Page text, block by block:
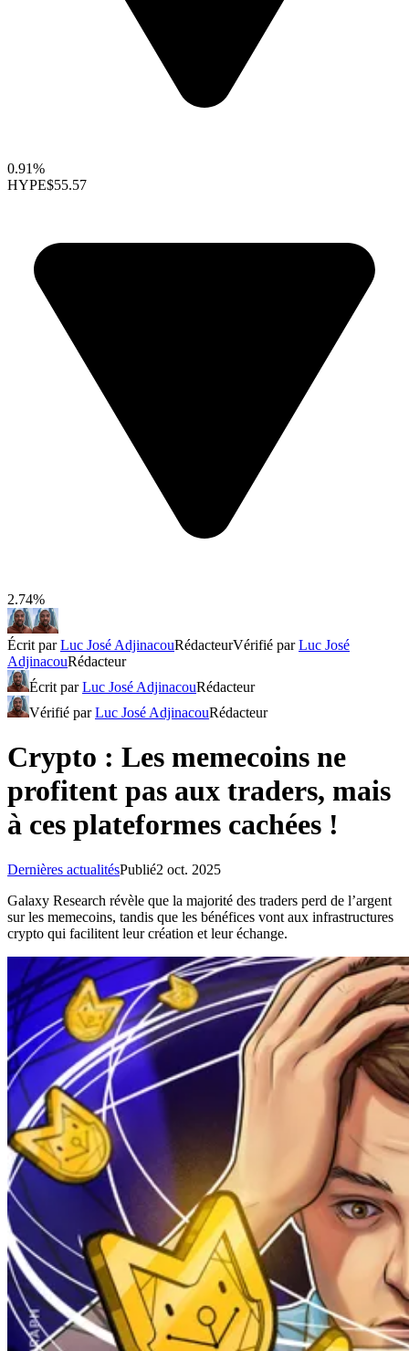
0.91%
HYPE$55.57
2.74%
Écrit parLuc José AdjinacouRédacteurVérifié parLuc José
AdjinacouRédacteur
Écrit parLuc José AdjinacouRédacteur
Vérifié parLuc José AdjinacouRédacteur
Crypto : Les memecoins ne
profitent pas aux traders, mais
à ces plateformes cachées !
Dernières actualitésPublié2 oct. 2025
Galaxy Research révèle que la majorité des traders perd de l’argent
sur les memecoins, tandis que les bénéfices vont aux infrastructures
crypto qui facilitent leur création et leur échange.